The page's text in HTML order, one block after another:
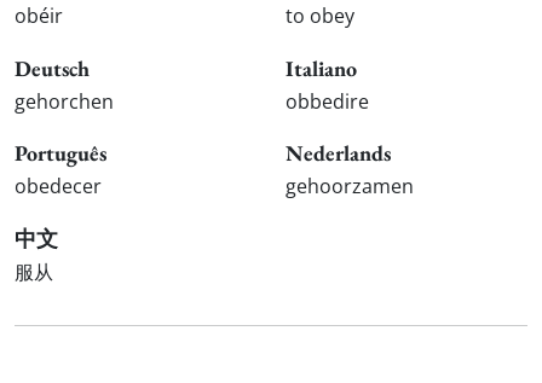
obéir to obey
Deutsch
gehorchen
Italiano
obbedire
Português
obedecer
Nederlands
gehoorzamen
中文
服从